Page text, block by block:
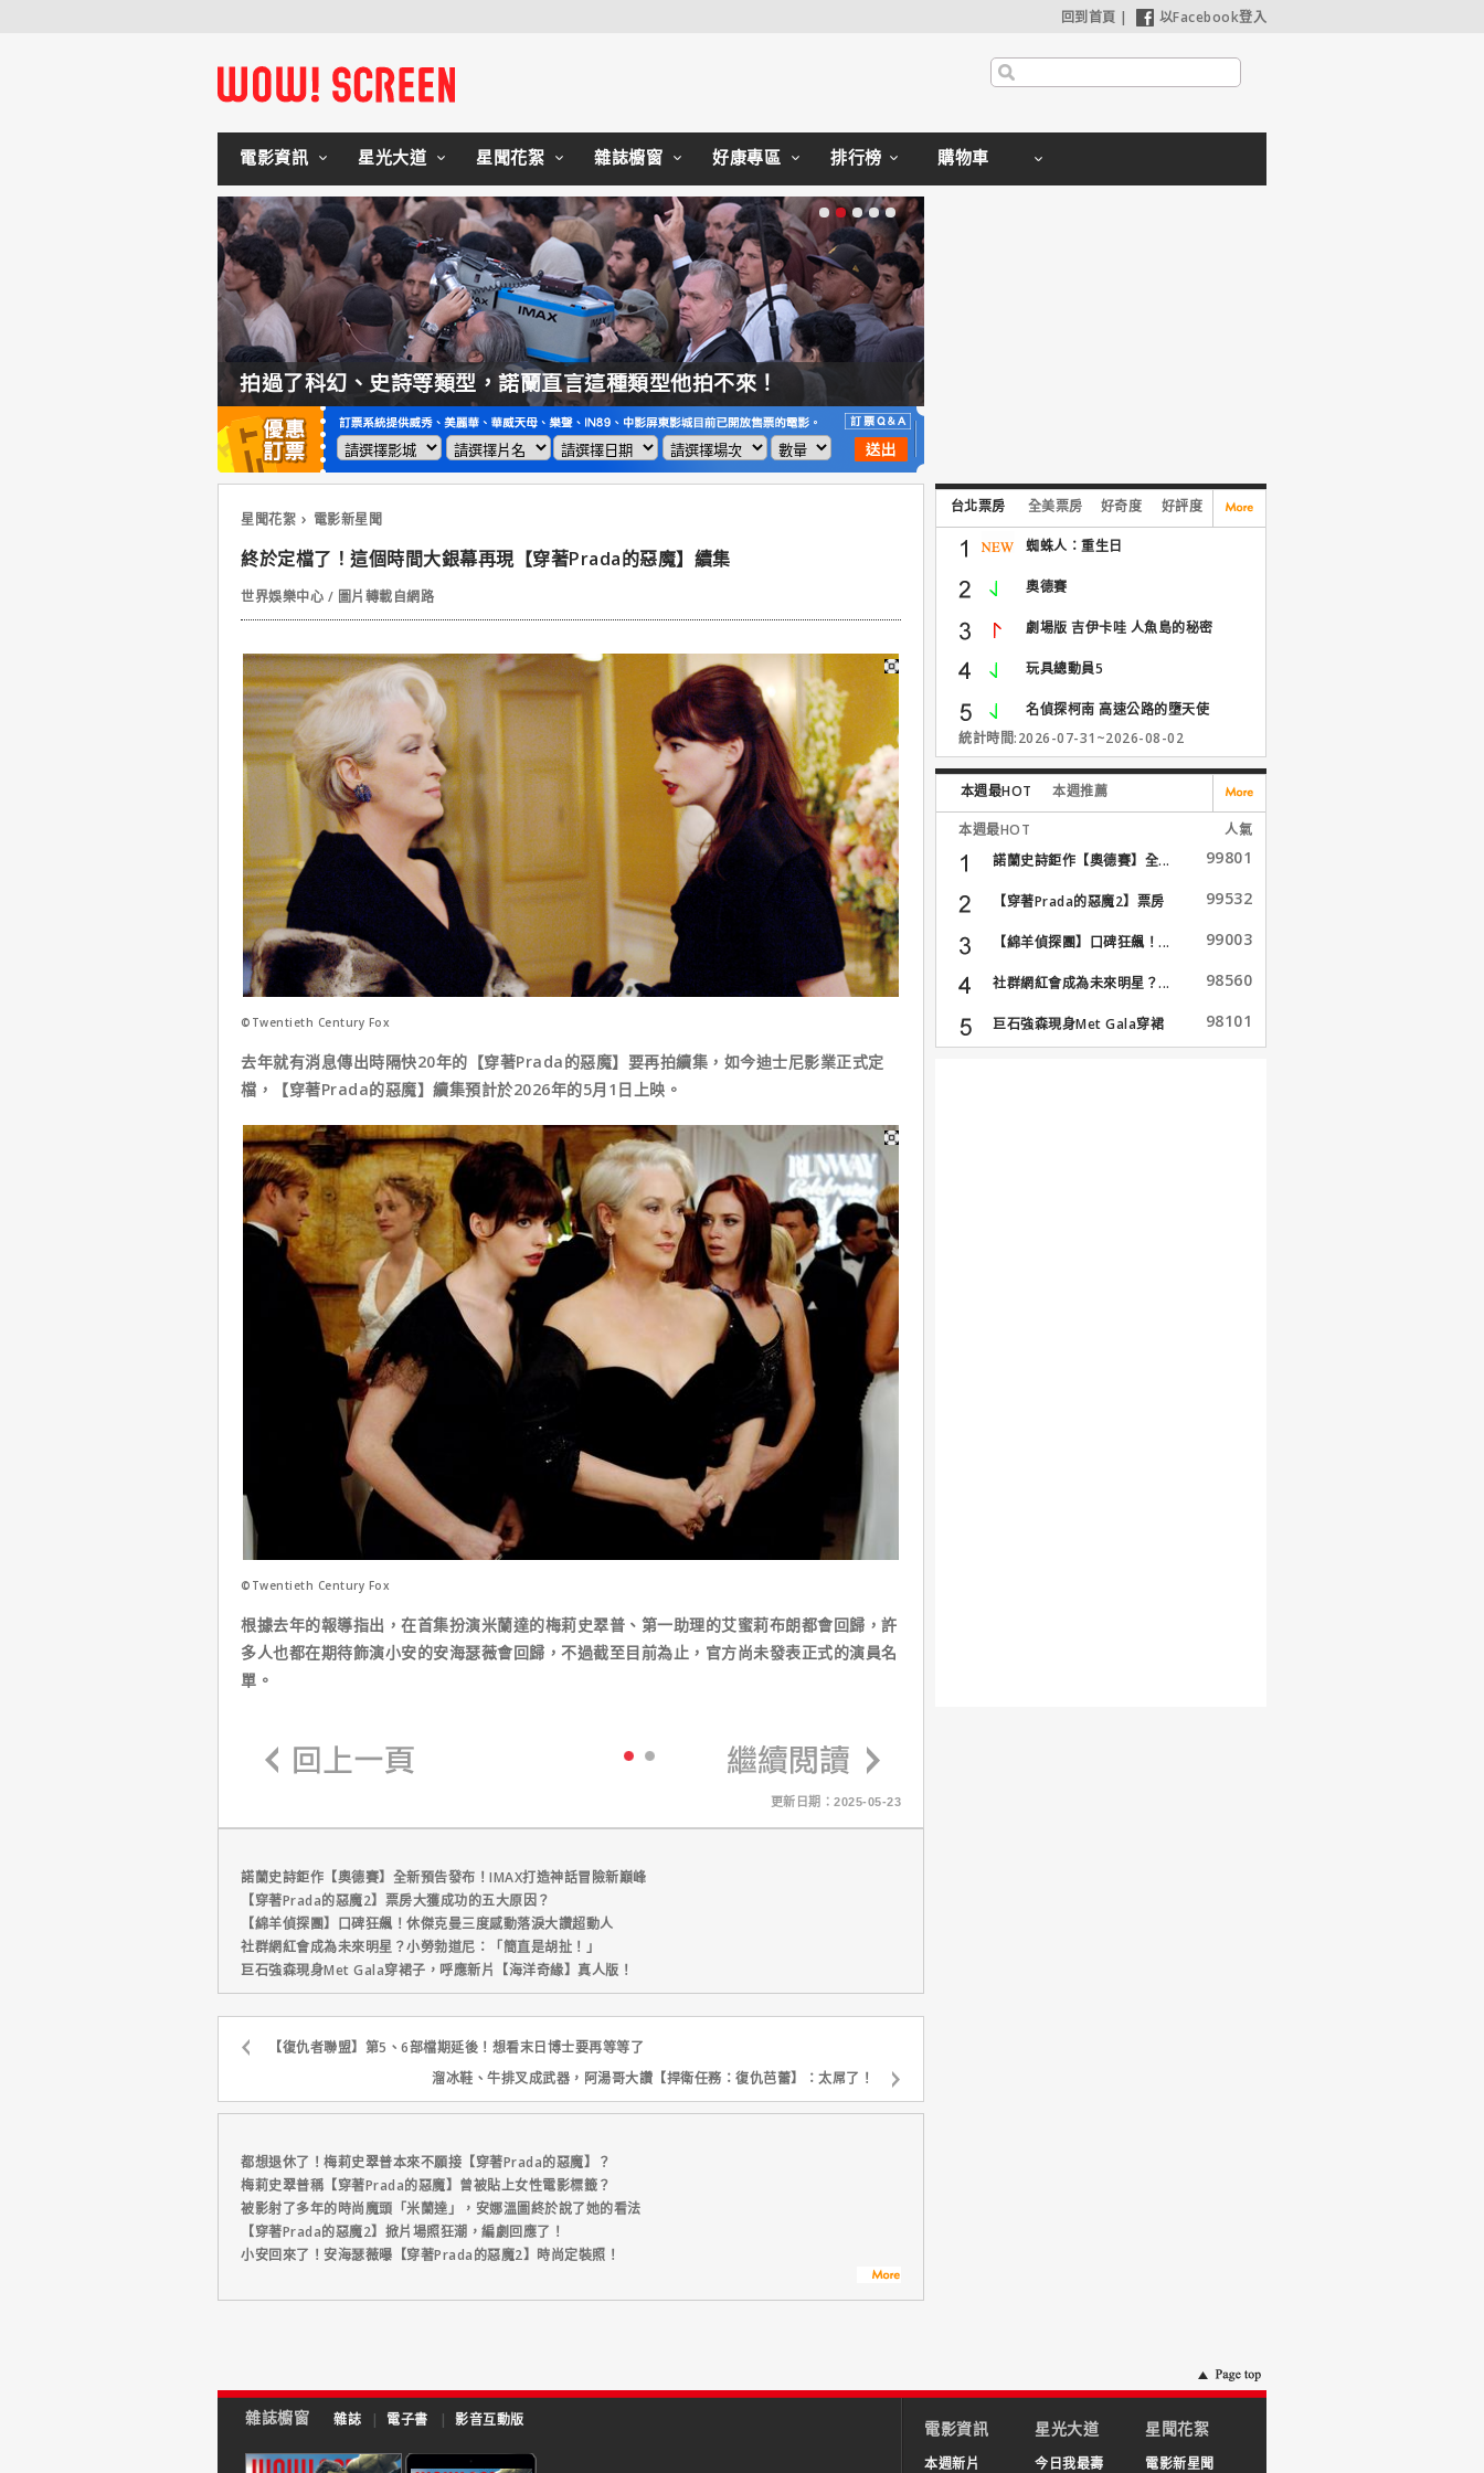
回到首頁 | 以Facebook登入
電影資訊 星光大道 星聞花絮 雜誌櫥窗 好康專區 排行榜 購物車
拍過了科幻、史詩等類型，諾蘭直言這種類型他拍不來！
星聞花絮 電影新星聞
終於定檔了！這個時間大銀幕再現【穿著Prada的惡魔】續集
世界娛樂中心 / 圖片轉載自網路
©Twentieth Century Fox
去年就有消息傳出時隔快20年的【穿著Prada的惡魔】要再拍續集，如今迪士尼影業正式定
檔，【穿著Prada的惡魔】續集預計於2026年的5月1日上映。
©Twentieth Century Fox
根據去年的報導指出，在首集扮演米蘭達的梅莉史翠普、第一助理的艾蜜莉布朗都會回歸，許
多人也都在期待飾演小安的安海瑟薇會回歸，不過截至目前為止，官方尚未發表正式的演員名
單。
更新日期：2025-05-23
諾蘭史詩鉅作【奧德賽】全新預告發布！IMAX打造神話冒險新巔峰
【穿著Prada的惡魔2】票房大獲成功的五大原因？
【綿羊偵探團】口碑狂飆！休傑克曼三度感動落淚大讚超動人
社群網紅會成為未來明星？小勞勃道尼：「簡直是胡扯！」
巨石強森現身Met Gala穿裙子，呼應新片【海洋奇緣】真人版！
【復仇者聯盟】第5、6部檔期延後！想看末日博士要再等等了
溜冰鞋、牛排叉成武器，阿湯哥大讚【捍衛任務：復仇芭蕾】：太屌了！
都想退休了！梅莉史翠普本來不願接【穿著Prada的惡魔】？
梅莉史翠普稱【穿著Prada的惡魔】曾被貼上女性電影標籤？
被影射了多年的時尚魔頭「米蘭達」，安娜溫圖終於說了她的看法
【穿著Prada的惡魔2】掀片場照狂潮，編劇回應了！
小安回來了！安海瑟薇曝【穿著Prada的惡魔2】時尚定裝照！
台北票房 全美票房 好奇度 好評度
蜘蛛人：重生日
奧德賽
劇場版 吉伊卡哇 人魚島的秘密
玩具總動員5
名偵探柯南 高速公路的墮天使
統計時間:2026-07-31~2026-08-02
本週最HOT 本週推薦
本週最HOT
人氣
諾蘭史詩鉅作【奧德賽】全...
99801
【穿著Prada的惡魔2】票房
99532
【綿羊偵探團】口碑狂飆！... 99003
社群網紅會成為未來明星？... 98560
巨石強森現身Met Gala穿裙
子...
98101
雜誌櫥窗 雜誌 | 電子書 | 影音互動版 電影資訊
本週新片
星光大道
今日我最壽
星聞花絮
電影新星聞